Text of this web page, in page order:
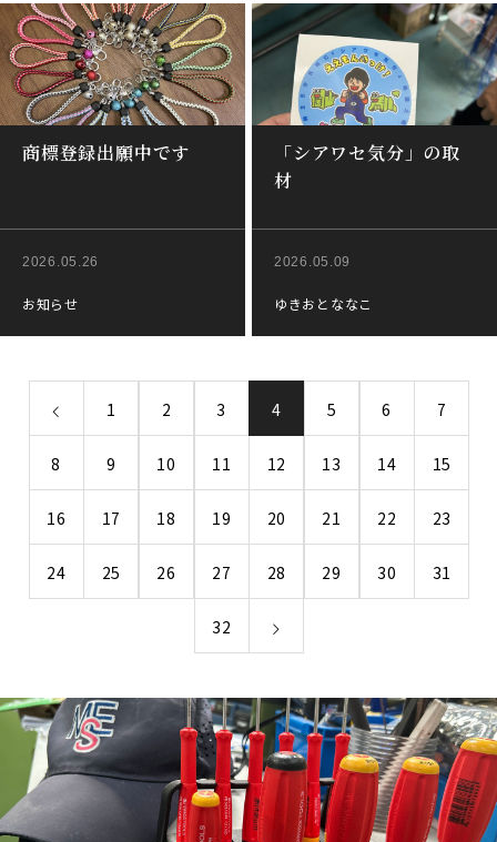
商標登録出願中です
2026.05.26
お知らせ
「シアワセ気分」の取
材
2026.05.09
ゆきおとななこ
1 2 3 4 5 6 7
8 9 10 11 12 13 14 15
16 17 18 19 20 21 22 23
24 25 26 27 28 29 30 31
32